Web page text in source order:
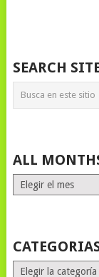
SEARCH
ALL
ALL
MONTHS
Categorias